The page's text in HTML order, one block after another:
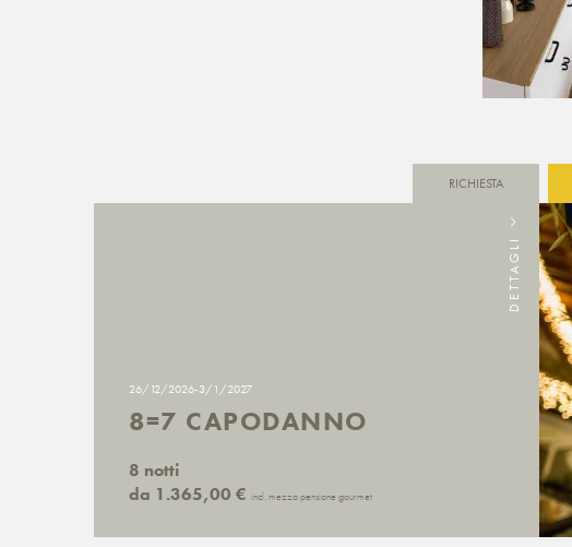
26/12/2026-3/1/2027
8=7 CAPODANNO
8 notti
da 1.365,00 € incl. mezza pensione gourmet
DETTAGLI
RICHIESTA